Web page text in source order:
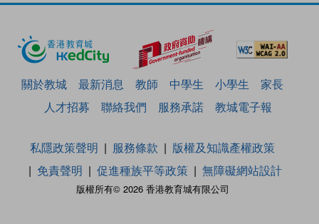
關於教城 最新消息 教師 中學生 小學生
家長
人才招募
聯絡我們 服務承諾 教城電子報
版權所有© 2026 香港教育城有限公司
私隱政策聲明 服務條款
版權及知識產權政策
免責聲明
促進種族平等政策 無障礙網站設計